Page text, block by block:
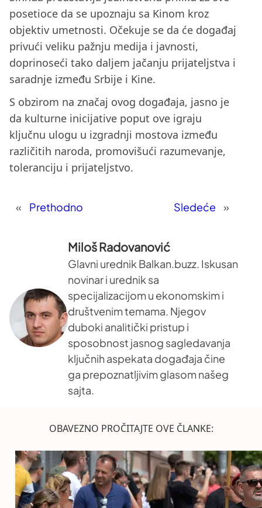
posetioce da se upoznaju sa Kinom kroz
objektiv umetnosti. Očekuje se da će događaj
privući veliku pažnju medija i javnosti,
doprinoseći tako daljem jačanju prijateljstva i
saradnje između Srbije i Kine.
S obzirom na značaj ovog događaja, jasno je
da kulturne inicijative poput ove igraju
ključnu ulogu u izgradnji mostova između
različitih naroda, promovišući razumevanje,
toleranciju i prijateljstvo.
« Prethodno Sledeće »
Miloš Radovanović
Glavni urednik Balkan.buzz. Iskusan
novinar i urednik sa
specijalizacijom u ekonomskim i
društvenim temama. Njegov
duboki analitički pristup i
sposobnost jasnog sagledavanja
ključnih aspekata događaja čine
ga prepoznatljivim glasom našeg
sajta.
OBAVEZNO PROČITAJTE OVE ČLANKE: